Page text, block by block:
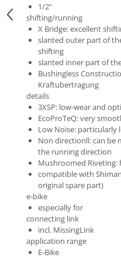
Ureche cadru
Disc frana
Monobloc
1/2"
shifting/running
X Bridge: excellent
slanted outer part of
shifting
slanted inner part of
Bushingless
Kraftubertragung
details
3XSP: low-wear and
EcoProTeQ: very
Low Noise: particularly
Non directionll: can be
the running direction
Mushroomed Riveting:
compatible with
original spare part)
e-bike
especially for
connecting link
incl. MissingLink
application range
E-Bike